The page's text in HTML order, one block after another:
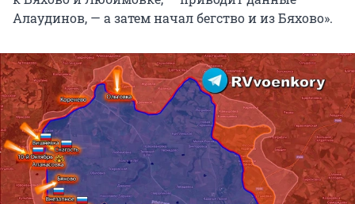
Алаудинов, — а затем начал бегство и из Бяхово».